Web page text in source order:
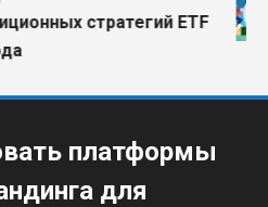
стратегий ETF
платформы
для